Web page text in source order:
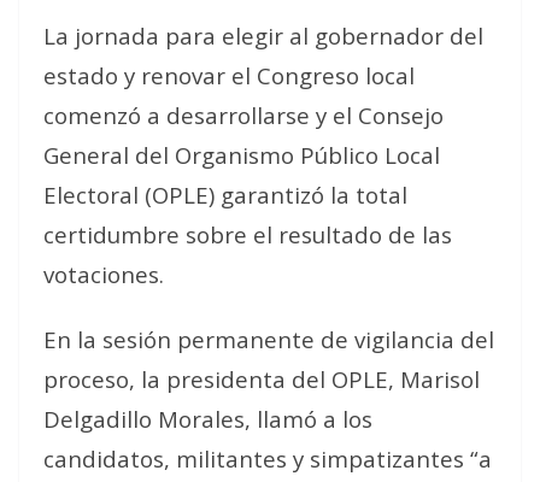
La jornada para elegir al gobernador del
estado y renovar el Congreso local
comenzó a desarrollarse y el Consejo
General del Organismo Público Local
Electoral (OPLE) garantizó la total
certidumbre sobre el resultado de las
votaciones.
En la sesión permanente de vigilancia del
proceso, la presidenta del OPLE, Marisol
Delgadillo Morales, llamó a los
candidatos, militantes y simpatizantes “a